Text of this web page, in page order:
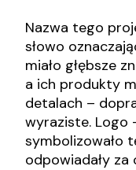
Nazwa tego
słowo
miało głębsze
a ich produkty
detalach –
wyraziste. Logo
symbolizowało
odpowiadały za